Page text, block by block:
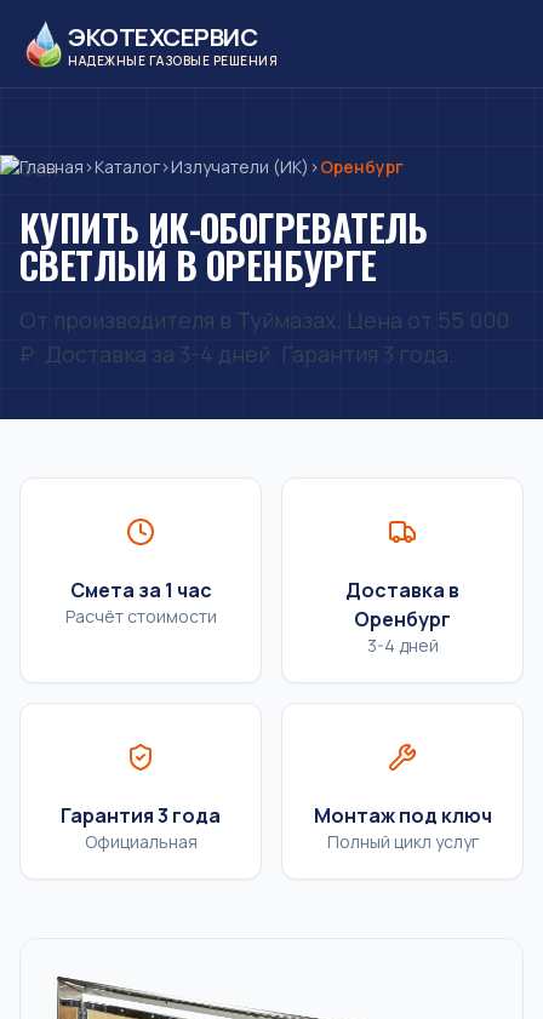
ЭКОТЕХСЕРВИС
НАДЕЖНЫЕ ГАЗОВЫЕ РЕШЕНИЯ
Главная ›Каталог›Излучатели (ИК) ›Оренбург
КУПИТЬ ИК-ОБОГРЕВАТЕЛЬ
СВЕТЛЫЙ В ОРЕНБУРГЕ
От производителя в Туймазах. Цена от 55 000
₽. Доставка за 3-4 дней. Гарантия 3 года.
Смета за 1 час
Расчёт стоимости
Доставка в
Оренбург
3-4 дней
Гарантия 3 года
Официальная
Монтаж под ключ
Полный цикл услуг